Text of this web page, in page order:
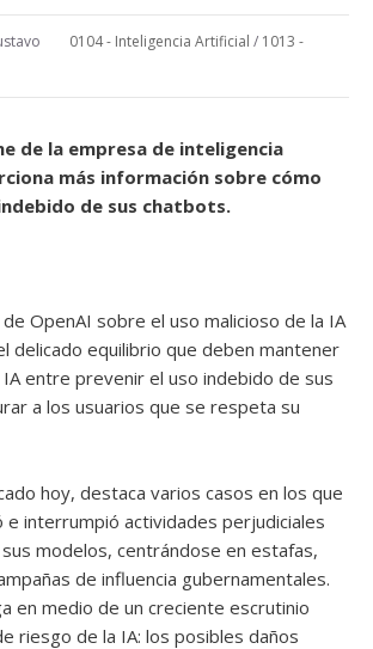
0104 - Inteligencia Artificial / 1013 -
de la empresa de inteligencia
más información sobre cómo
de sus chatbots.
OpenAI sobre el uso malicioso de la IA
delicado equilibrio que deben mantener
entre prevenir el uso indebido de sus
a los usuarios que se respeta su
hoy, destaca varios casos en los que
e interrumpió actividades perjudiciales
modelos, centrándose en estafas,
de influencia gubernamentales.
en medio de un creciente escrutinio
riesgo de la IA: los posibles daños